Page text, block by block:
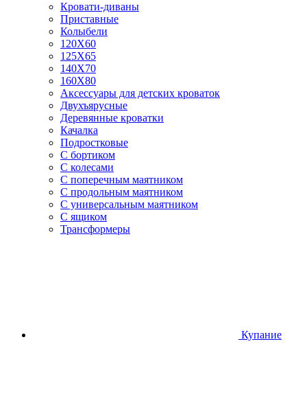
Кровати-диваны
Приставные
Колыбели
120Х60
125X65
140Х70
160Х80
Аксессуары для детских кроваток
Двухъярусные
Деревянные кроватки
Качалка
Подростковые
С бортиком
С колесами
С поперечным маятником
С продольным маятником
С универсальным маятником
С ящиком
Трансформеры
Купание